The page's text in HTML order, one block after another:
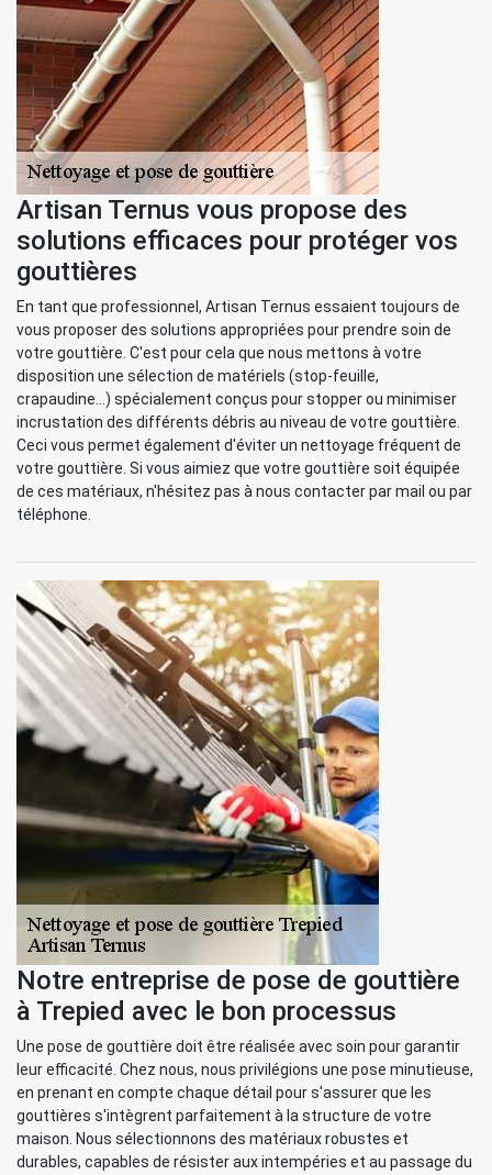
Artisan Ternus vous propose des
solutions efficaces pour protéger vos
gouttières
En tant que professionnel, Artisan Ternus essaient toujours de
vous proposer des solutions appropriées pour prendre soin de
votre gouttière. C'est pour cela que nous mettons à votre
disposition une sélection de matériels (stop-feuille,
crapaudine...) spécialement conçus pour stopper ou minimiser
incrustation des différents débris au niveau de votre gouttière.
Ceci vous permet également d'éviter un nettoyage fréquent de
votre gouttière. Si vous aimiez que votre gouttière soit équipée
de ces matériaux, n'hésitez pas à nous contacter par mail ou par
téléphone.
Notre entreprise de pose de gouttière
à Trepied avec le bon processus
Une pose de gouttière doit être réalisée avec soin pour garantir
leur efficacité. Chez nous, nous privilégions une pose minutieuse,
en prenant en compte chaque détail pour s'assurer que les
gouttières s'intègrent parfaitement à la structure de votre
maison. Nous sélectionnons des matériaux robustes et
durables, capables de résister aux intempéries et au passage du